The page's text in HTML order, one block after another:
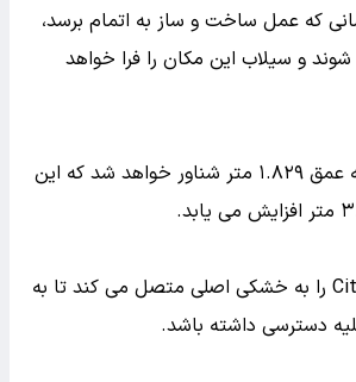
که عمل ساخت و ساز به اتمام برسد،
و سیلاب این مکان را فرا خواهد
سازه مزبور در آبی به عمق ۱.۸۲۹ متر شناور خواهد شد که این
یک پل شناور، Citadel را به خشکی اصلی متصل می کند تا به
دسترسی داشته باشد.